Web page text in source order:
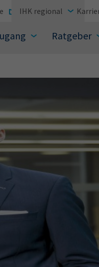
Ratgeber
IHK regional
Begriffen
AdA 34d